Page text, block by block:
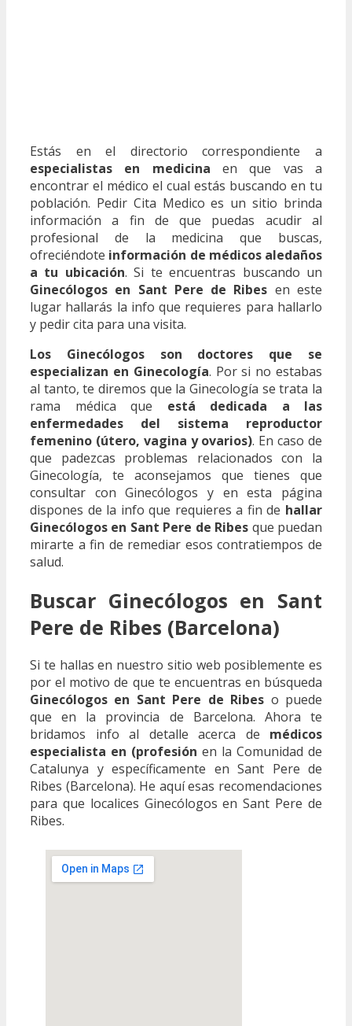
Estás en el directorio correspondiente a
especialistas en medicina en que vas a
encontrar el médico el cual estás buscando en tu
población. Pedir Cita Medico es un sitio brinda
información a fin de que puedas acudir al
profesional de la medicina que buscas,
ofreciéndote información de médicos aledaños
a tu ubicación. Si te encuentras buscando un
Ginecólogos en Sant Pere de Ribes en este
lugar hallarás la info que requieres para hallarlo
y pedir cita para una visita.
Los Ginecólogos son doctores que se
especializan en Ginecología. Por si no estabas
al tanto, te diremos que la Ginecología se trata la
rama médica que está dedicada a las
enfermedades del sistema reproductor
femenino (útero, vagina y ovarios). En caso de
que padezcas problemas relacionados con la
Ginecología, te aconsejamos que tienes que
consultar con Ginecólogos y en esta página
dispones de la info que requieres a fin de hallar
Ginecólogos en Sant Pere de Ribes que puedan
mirarte a fin de remediar esos contratiempos de
salud.
Buscar Ginecólogos en Sant
Pere de Ribes (Barcelona)
Si te hallas en nuestro sitio web posiblemente es
por el motivo de que te encuentras en búsqueda
Ginecólogos en Sant Pere de Ribes o puede
que en la provincia de Barcelona. Ahora te
bridamos info al detalle acerca de médicos
especialista en (profesión en la Comunidad de
Catalunya y específicamente en Sant Pere de
Ribes (Barcelona). He aquí esas recomendaciones
para que localices Ginecólogos en Sant Pere de
Ribes.